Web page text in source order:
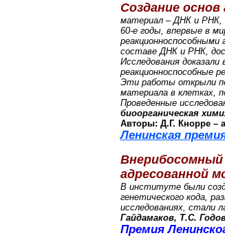
Создание
материал – ДНК и РНК,
60-е годы, впервые в
составе ДНК и РНК,
Исследования
реакционноспособные
Эти работы открыли
материала в клетках,
Проведенные
биоорганическая
Авторы: Д.Г. Кнорре –
Ленинская
Внерибосомный
адресованной
В институте были
генетического кода,
исследованиях, стали
Гайдамаков, Т.С.
Премия